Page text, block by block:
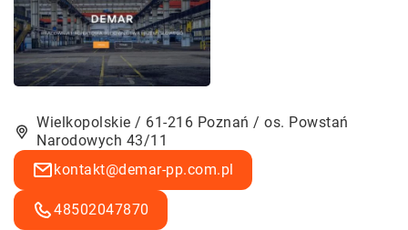
Wielkopolskie / 61-216 Poznań / os. Powstań
Narodowych 43/11
kontakt@demar-pp.com.pl
48502047870